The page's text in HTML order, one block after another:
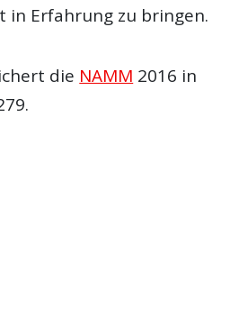
in Erfahrung zu bringen.
die NAMM 2016 in